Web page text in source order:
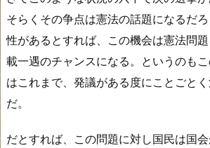
そらくその争点は憲法の話題になるだ
性があるとすれば、この機会は憲法問
載一遇のチャンスになる。というのも
はこれまで、発議がある度にことごと
だ。
だとすれば、この問題に対し国民は国